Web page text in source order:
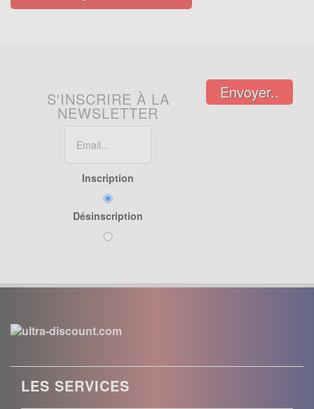
S'INSCRIRE À LA
NEWSLETTER
Inscription
Désinscription
Envoyer..
LES SERVICES